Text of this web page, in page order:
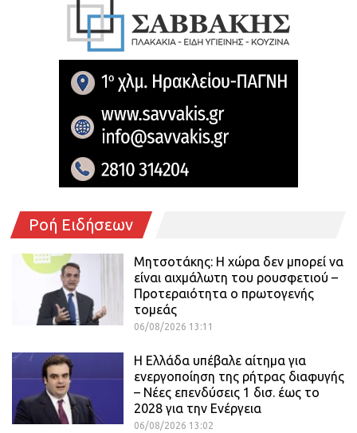
Ροή Ειδήσεων
Μητσοτάκης: Η χώρα δεν μπορεί να
είναι αιχμάλωτη του ρουσφετιού –
Προτεραιότητα ο πρωτογενής
τομεάς
06/08/2026 13:11
Η Ελλάδα υπέβαλε αίτημα για
ενεργοποίηση της ρήτρας διαφυγής
– Νέες επενδύσεις 1 δισ. έως το
2028 για την Ενέργεια
06/08/2026 13:02